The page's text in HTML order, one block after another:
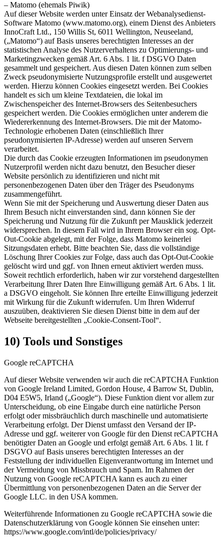
– Matomo (ehemals Piwik)
Auf dieser Website werden unter Einsatz der Webanalysedienst-
Software Matomo (www.matomo.org), einem Dienst des Anbieters
InnoCraft Ltd., 150 Willis St, 6011 Wellington, Neuseeland,
(„Matomo“) auf Basis unseres berechtigten Interesses an der
statistischen Analyse des Nutzerverhaltens zu Optimierungs- und
Marketingzwecken gemäß Art. 6 Abs. 1 lit. f DSGVO Daten
gesammelt und gespeichert. Aus diesen Daten können zum selben
Zweck pseudonymisierte Nutzungsprofile erstellt und ausgewertet
werden. Hierzu können Cookies eingesetzt werden. Bei Cookies
handelt es sich um kleine Textdateien, die lokal im
Zwischenspeicher des Internet-Browsers des Seitenbesuchers
gespeichert werden. Die Cookies ermöglichen unter anderem die
Wiedererkennung des Internet-Browsers. Die mit der Matomo-
Technologie erhobenen Daten (einschließlich Ihrer
pseudonymisierten IP-Adresse) werden auf unseren Servern
verarbeitet.
Die durch das Cookie erzeugten Informationen im pseudonymen
Nutzerprofil werden nicht dazu benutzt, den Besucher dieser
Website persönlich zu identifizieren und nicht mit
personenbezogenen Daten über den Träger des Pseudonyms
zusammengeführt.
Wenn Sie mit der Speicherung und Auswertung dieser Daten aus
Ihrem Besuch nicht einverstanden sind, dann können Sie der
Speicherung und Nutzung für die Zukunft per Mausklick jederzeit
widersprechen. In diesem Fall wird in Ihrem Browser ein sog. Opt-
Out-Cookie abgelegt, mit der Folge, dass Matomo keinerlei
Sitzungsdaten erhebt. Bitte beachten Sie, dass die vollständige
Löschung Ihrer Cookies zur Folge, dass auch das Opt-Out-Cookie
gelöscht wird und ggf. von Ihnen erneut aktiviert werden muss.
Soweit rechtlich erforderlich, haben wir zur vorstehend dargestellten
Verarbeitung Ihrer Daten Ihre Einwilligung gemäß Art. 6 Abs. 1 lit.
a DSGVO eingeholt. Sie können Ihre erteilte Einwilligung jederzeit
mit Wirkung für die Zukunft widerrufen. Um Ihren Widerruf
auszuüben, deaktivieren Sie diesen Dienst bitte in dem auf der
Webseite bereitgestellten „Cookie-Consent-Tool“.
10) Tools und Sonstiges
Google reCAPTCHA
Auf dieser Website verwenden wir auch die reCAPTCHA Funktion
von Google Ireland Limited, Gordon House, 4 Barrow St, Dublin,
D04 E5W5, Irland („Google“). Diese Funktion dient vor allem zur
Unterscheidung, ob eine Eingabe durch eine natürliche Person
erfolgt oder missbräuchlich durch maschinelle und automatisierte
Verarbeitung erfolgt. Der Dienst umfasst den Versand der IP-
Adresse und ggf. weiterer von Google für den Dienst reCAPTCHA
benötigter Daten an Google und erfolgt gemäß Art. 6 Abs. 1 lit. f
DSGVO auf Basis unseres berechtigten Interesses an der
Feststellung der individuellen Eigenverantwortung im Internet und
der Vermeidung von Missbrauch und Spam. Im Rahmen der
Nutzung von Google reCAPTCHA kann es auch zu einer
Übermittlung von personenbezogenen Daten an die Server der
Google LLC. in den USA kommen.
Weiterführende Informationen zu Google reCAPTCHA sowie die
Datenschutzerklärung von Google können Sie einsehen unter:
https://www.google.com/intl/de/policies/privacy/